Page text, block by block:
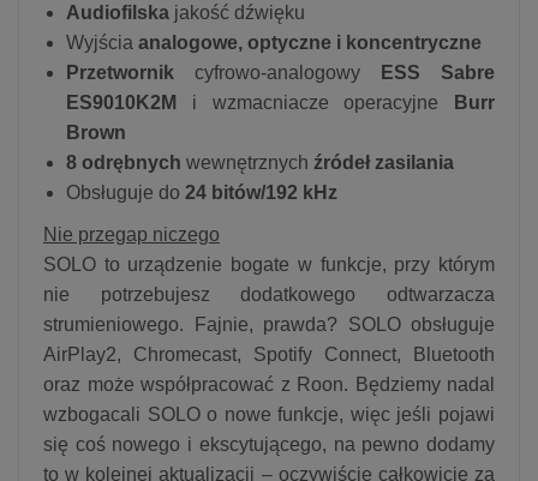
Audiofilska jakość dźwięku
Wyjścia analogowe, optyczne i koncentryczne
Przetwornik cyfrowo-analogowy
ESS Sabre
ES9010K2M
i wzmacniacze operacyjne
Burr
Brown
8 odrębnych wewnętrznych źródeł zasilania
Obsługuje do 24 bitów/192 kHz
Nie przegap niczego
SOLO to urządzenie bogate w funkcje, przy którym
nie potrzebujesz dodatkowego odtwarzacza
strumieniowego. Fajnie, prawda? SOLO obsługuje
AirPlay2, Chromecast, Spotify Connect, Bluetooth
oraz może współpracować z Roon. Będziemy nadal
wzbogacali SOLO o nowe funkcje, więc jeśli pojawi
się coś nowego i ekscytującego, na pewno dodamy
to w kolejnej aktualizacji – oczywiście całkowicie za